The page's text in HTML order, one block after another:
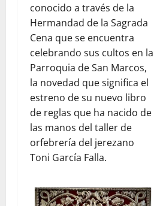
conocido a través de la
Hermandad de la Sagrada
Cena que se encuentra
celebrando sus cultos en la
Parroquia de San Marcos,
la novedad que significa el
estreno de su nuevo libro
de reglas que ha nacido de
las manos del taller de
orfebrería del jerezano
Toni García Falla.